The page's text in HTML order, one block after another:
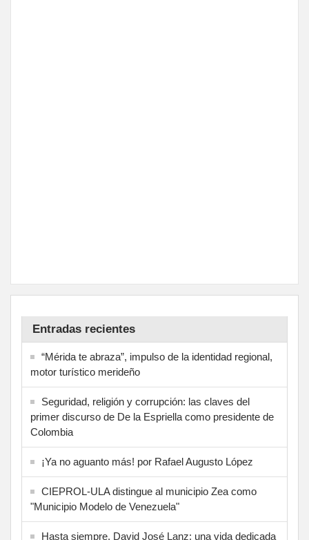
Entradas recientes
“Mérida te abraza”, impulso de la identidad regional,
motor turístico merideño
Seguridad, religión y corrupción: las claves del
primer discurso de De la Espriella como presidente de
Colombia
¡Ya no aguanto más! por Rafael Augusto López
CIEPROL-ULA distingue al municipio Zea como
"Municipio Modelo de Venezuela"
Hasta siempre, David José Lanz: una vida dedicada